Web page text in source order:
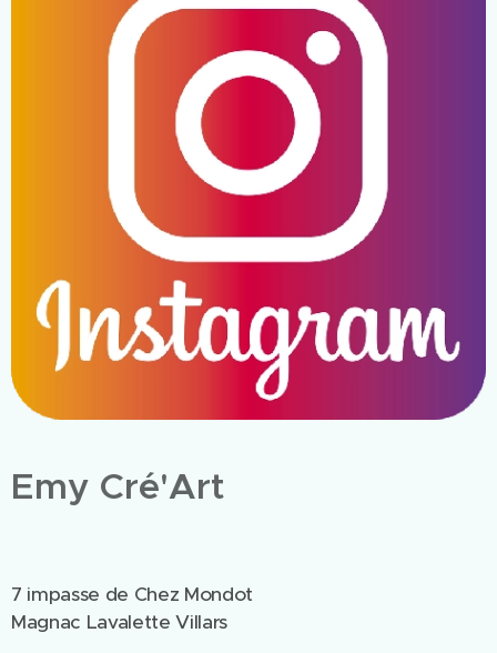
Emy Cré'Art
7 impasse de Chez Mondot
Magnac Lavalette Villars